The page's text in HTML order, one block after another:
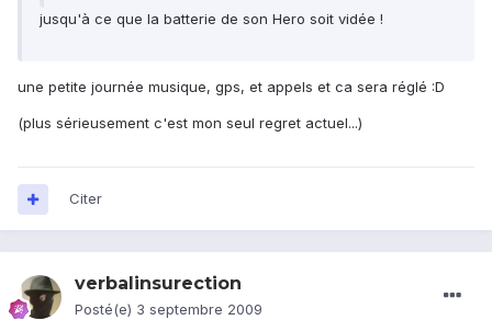
jusqu'à ce que la batterie de son Hero soit vidée !
une petite journée musique, gps, et appels et ca sera réglé :D
(plus sérieusement c'est mon seul regret actuel...)
Citer
verbalinsurection
Posté(e) 3 septembre 2009